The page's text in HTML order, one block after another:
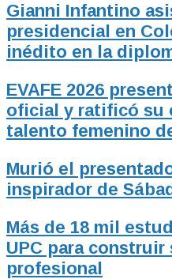
Gianni Infantino
presidencial en
inédito en la
EVAFE 2026
oficial y ratificó su
talento femenino
Murió el
inspirador de
Más de 18 mil
UPC para
profesional